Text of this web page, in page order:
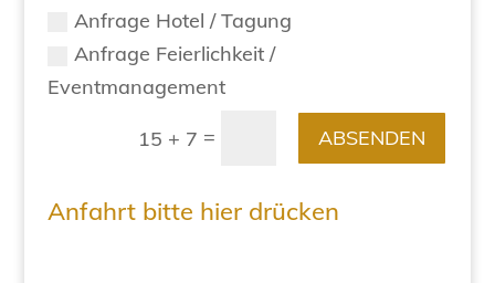
Anfrage Hotel / Tagung
Anfrage Feierlichkeit /
Eventmanagement
15 + 7 = ABSENDEN
Anfahrt bitte hier drücken